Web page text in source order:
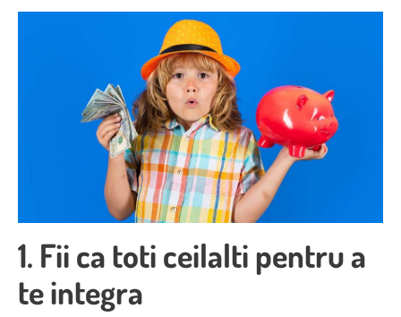
1. Fii ca toti ceilalti pentru a
te integra